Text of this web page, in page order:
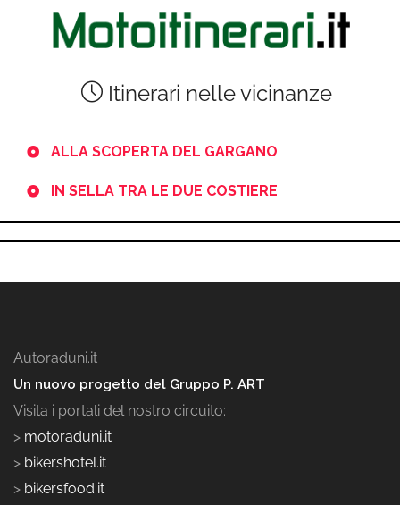
Itinerari nelle vicinanze
ALLA SCOPERTA DEL GARGANO
IN SELLA TRA LE DUE COSTIERE
Autoraduni.it
Un nuovo progetto del Gruppo P. ART
Visita i portali del nostro circuito:
> motoraduni.it
> bikershotel.it
> bikersfood.it